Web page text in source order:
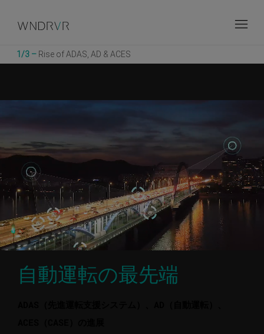
Breadcrumb
自動運転車の最先端
1/3 – Rise of ADAS, AD & ACES
自動運転の最先端